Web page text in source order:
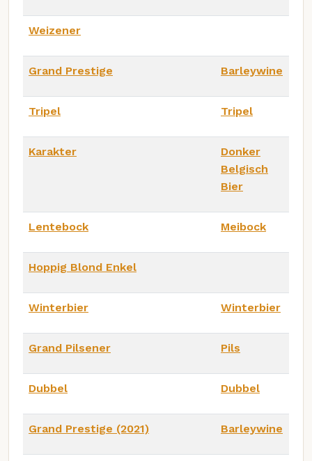
Weizener
Grand Prestige Barleywine
Tripel Tripel
Karakter
Donker
Belgisch
Bier
Lentebock Meibock
Hoppig Blond Enkel
Winterbier Winterbier
Grand Pilsener Pils
Dubbel Dubbel
Grand Prestige (2021) Barleywine